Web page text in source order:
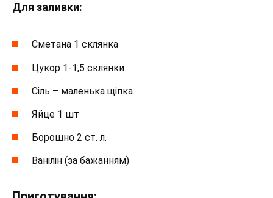
Для заливки:
Сметана 1 склянка
Цукор 1-1,5 склянки
Сіль – маленька щіпка
Яйце 1 шт
Борошно 2 ст. л.
Ванілін (за бажанням)